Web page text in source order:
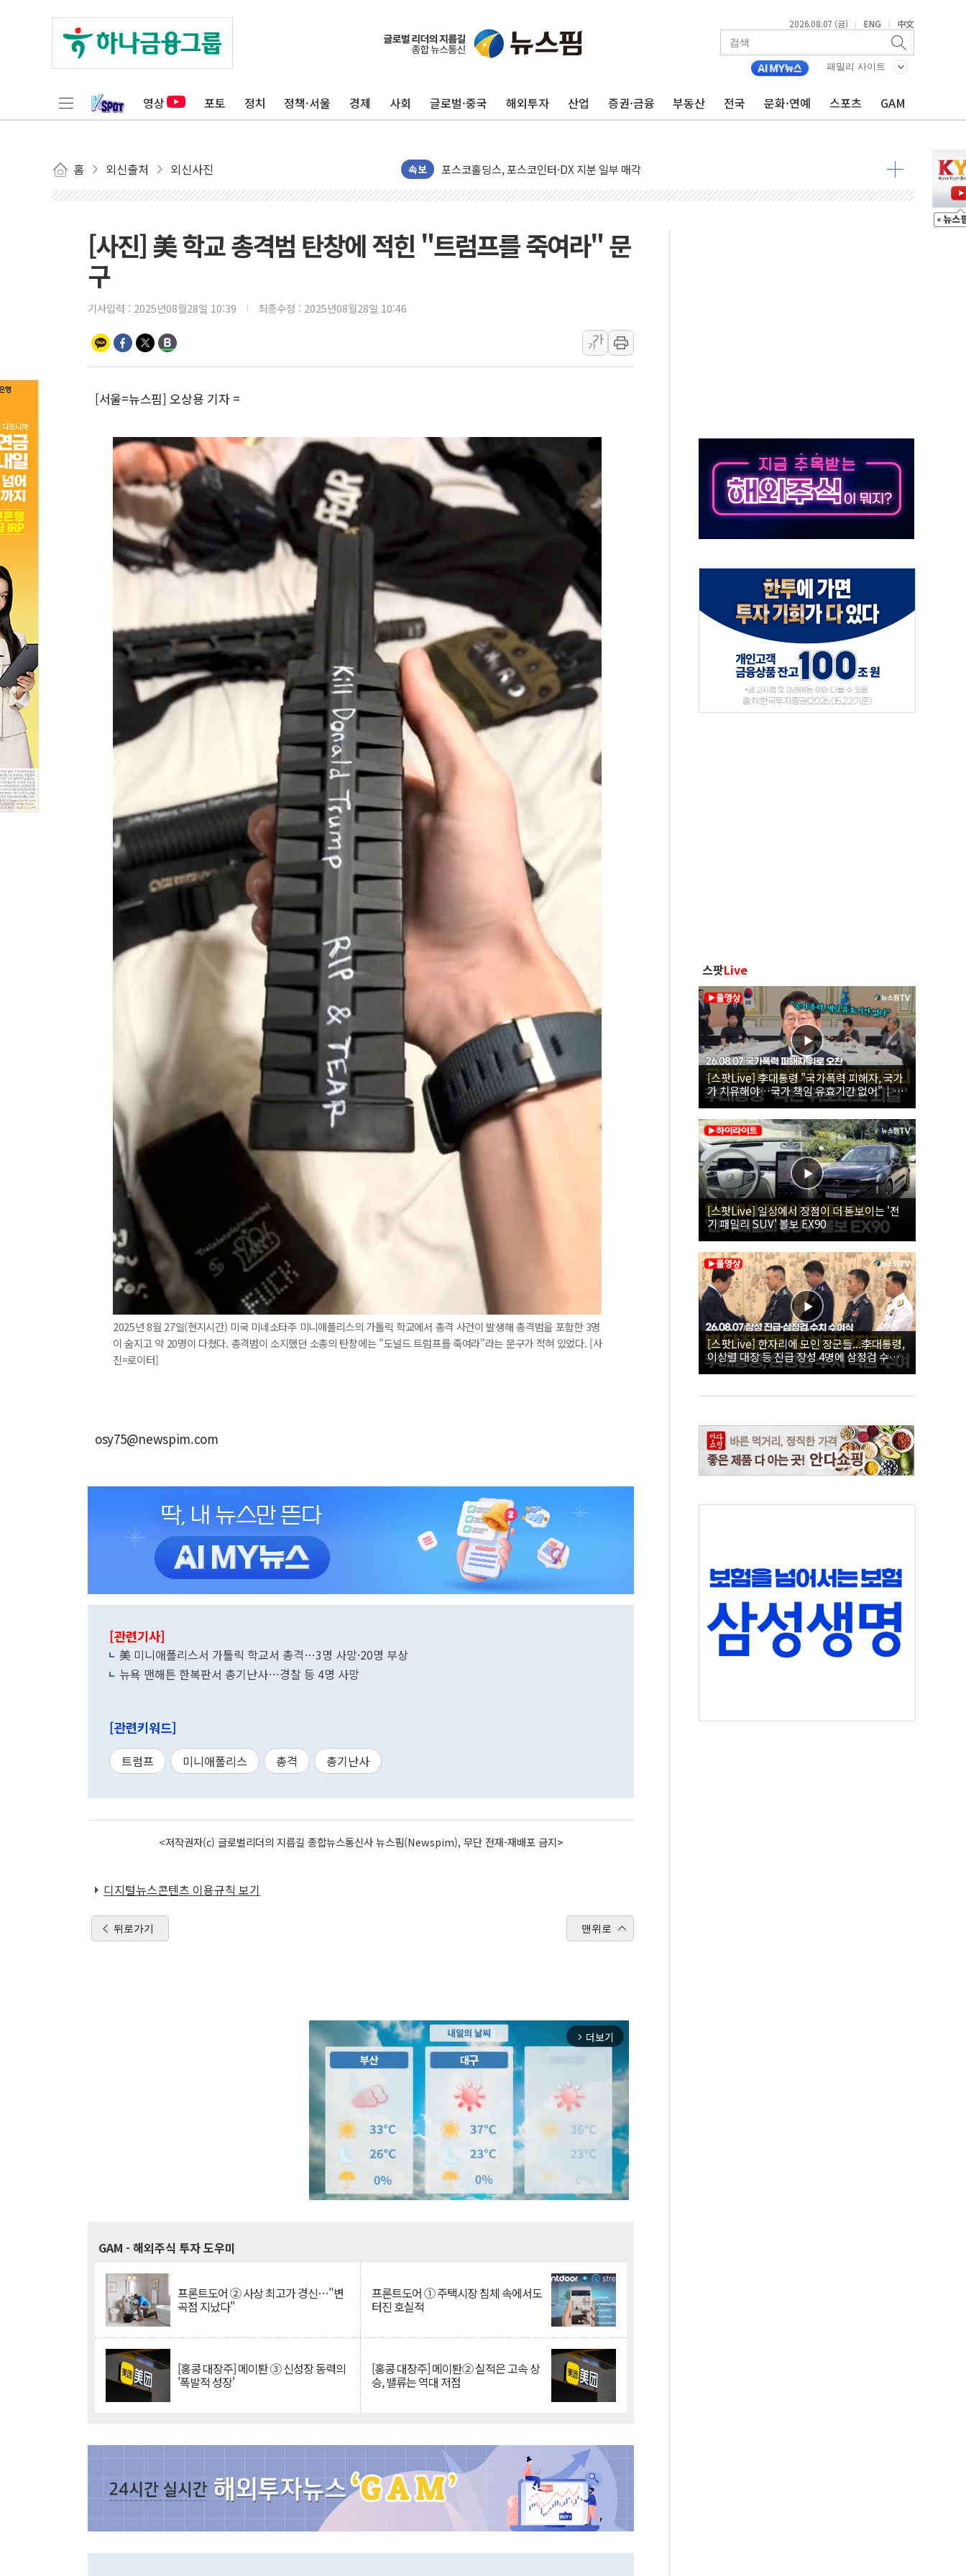
2026.08.07 (금) | ENG | 中文
패밀리 사이트
영상 포토 정치 정책·서울 경제 사회 글로벌·중국 해외투자 산업 증권·금융 부동산 전국 문화·연예 스포츠 GAM
홈 외신출처 외신사진 속보
신길동 신축도 3.3㎡당 7250만원…써밋 클라비온 59㎡ 18억원대
용산공원·그린벨트로 또 충돌…반복되는 국토부-서울시 '정책 엇박자'
[코인시황] 비트코인 6만4000달러대 횡보…고래·ETF 매수에도 고유가·금리·입법 지연 '삼중 부담'
[베트남 증시] 유동성 부진 지속, 강보합 마감...석유·가스주 올랐지만 빈그룹이 상쇄
경찰, 9월부터 '가족 사건' 못 맡는다…상피제 실시
포스코홀딩스, 포스코인터·DX 지분 일부 매각
신세계사이먼 '대구 프리미엄 아울렛' 건립 '본궤도'
李대통령, 호우 피해 경북 안동·의성 특별재난지역 선포
'변기 수리' 집주인에게 흉기 휘두른 30대 세입자…경찰, 현행범 체포
워트, 상반기 영업이익 30억원
프롬바이오, 10일 거래 재개…"재무구조 개편"
아바코, 2분기 매출 120억원
[사진] 美 학교 총격범 탄창에 적힌 "트럼프를 죽여라" 문
구
기사입력 : 2025년08월28일 10:39 최종수정 : 2025년08월28일 10:46
가
가
[서울=뉴스핌] 오상용 기자 =
2025년 8월 27일(현지시간) 미국 미네소타주 미니애폴리스의 가톨릭 학교에서 총격 사건이 발생해 총격범을 포함한 3명
이 숨지고 약 20명이 다쳤다. 총격범이 소지했던 소총의 탄창에는 "도널드 트럼프를 죽여라"라는 문구가 적혀 있었다. [사
진=로이터]
osy75@newspim.com
[관련기사]
美 미니애폴리스서 가톨릭 학교서 총격…3명 사망·20명 부상
뉴욕 맨해튼 한복판서 총기난사…경찰 등 4명 사망
[관련키워드]
트럼프 미니애폴리스 총격 총기난사
<저작권자(c) 글로벌리더의 지름길 종합뉴스통신사 뉴스핌(Newspim), 무단 전재-재배포 금지>
디지털뉴스콘텐츠 이용규칙 보기
뒤로가기 맨위로
arrow_forward_ios 더보기
GAM - 해외주식 투자 도우미
프론트도어 ② 사상 최고가 경신…"변
곡점 지났다"
프론트도어 ① 주택시장 침체 속에서도
터진 호실적
[홍콩 대장주] 메이퇀 ③ 신성장 동력의
'폭발적 성장'
[홍콩 대장주] 메이퇀② 실적은 고속 상
승, 밸류는 역대 저점
스팟Live
[스팟Live] 李대통령 "국가폭력 피해자, 국가
가 치유해야…국가 책임 유효기간 없어"｜
26.08.07 국가폭력 피해자 위로 오찬
[스팟Live] 일상에서 장점이 더 돋보이는 '전
기 패밀리 SUV' 볼보 EX90
[스팟Live] 한자리에 모인 장군들...李대통령,
이상렬 대장 등 진급 장성 4명에 삼정검 수치
직접 수여｜26.08.07 장성 진급·삼정검 수치